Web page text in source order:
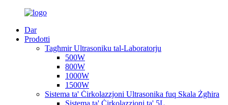
Dar
Prodotti
Tagħmir Ultrasoniku tal-Laboratorju
500W
800W
1000W
1500W
Sistema ta' Ċirkolazzjoni Ultrasonika fuq Skala Żgħira
Sistema ta' Ċirkolazzjoni ta' 5L